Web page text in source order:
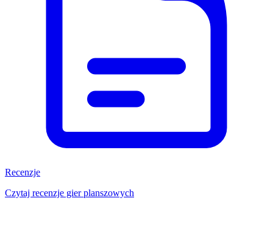
Recenzje
Czytaj recenzje gier planszowych